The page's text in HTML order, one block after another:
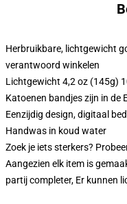
Herbruikbare, lichtgewicht
verantwoord winkelen
Lichtgewicht 4,2 oz (145g)
Katoenen bandjes zijn in de
Eenzijdig design, digitaal
Handwas in koud water
Zoek je iets sterkers?
Aangezien elk item is
partij completer, Er kunnen